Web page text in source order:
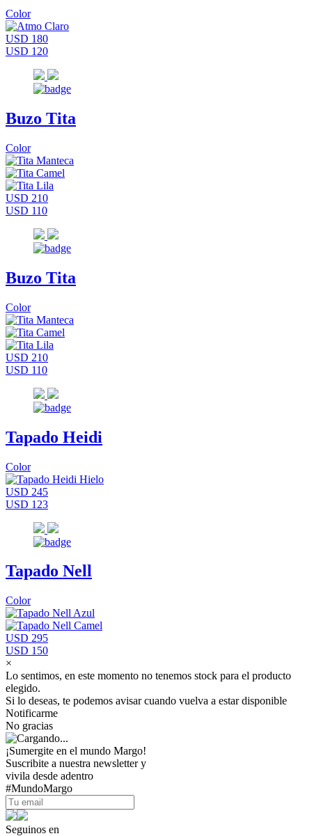
Color
USD 180
USD 120
Buzo Tita
Color
USD 210
USD 110
Buzo Tita
Color
USD 210
USD 110
Tapado Heidi
Color
USD 245
USD 123
Tapado Nell
Color
USD 295
USD 150
×
Lo sentimos, en este momento no tenemos stock para el producto
elegido.
Si lo deseas, te podemos avisar cuando vuelva a estar disponible
Notificarme
No gracias
¡Sumergite en el mundo Margo!
Suscribite a nuestra newsletter y
vivila desde adentro
#MundoMargo
Seguinos en